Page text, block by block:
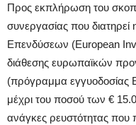
Προς εκπλήρωση του
συνεργασίας που
Επενδύσεων (European
διάθεσης ευρωπαϊκών
(πρόγραμμα εγγυοδοσίας
μέχρι του ποσού των €
ανάγκες ρευστότητας που